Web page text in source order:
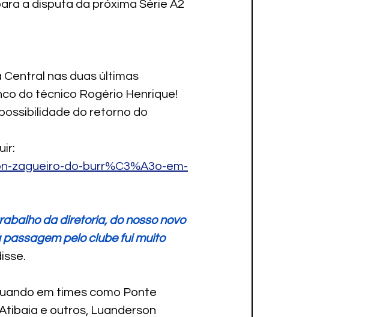
a disputa da próxima Série A2
Central nas duas últimas
do técnico Rogério Henrique!
do retorno do
zagueiro-do-burr%C3%A3o-em-
da diretoria, do nosso novo
pelo clube fui muito
em times como Ponte
e outros, Luanderson